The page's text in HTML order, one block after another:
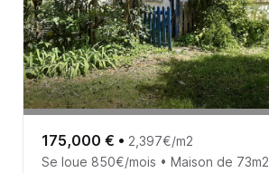
175,000 € • 2,397€/m2
Se loue 850€/mois • Maison de 73m2